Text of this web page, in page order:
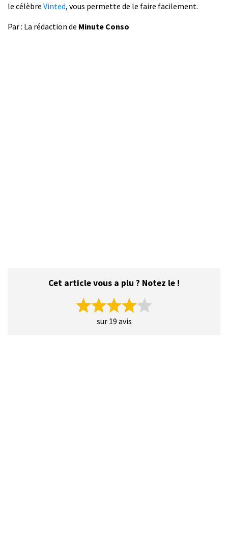
le célèbre Vinted, vous permette de le faire facilement.
Par : La rédaction de Minute Conso
Cet article vous a plu ? Notez le !
sur 19 avis